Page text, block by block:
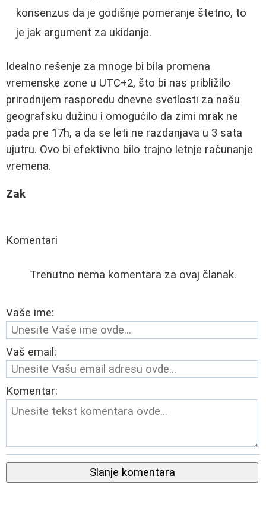
konsenzus da je godišnje pomeranje štetno, to
je jak argument za ukidanje.
Idealno rešenje za mnoge bi bila promena
vremenske zone u UTC+2, što bi nas približilo
prirodnijem rasporedu dnevne svetlosti za našu
geografsku dužinu i omogućilo da zimi mrak ne
pada pre 17h, a da se leti ne razdanjava u 3 sata
ujutru. Ovo bi efektivno bilo trajno letnje računanje
vremena.
Zak
Komentari
Trenutno nema komentara za ovaj članak.
Vaše ime:
Vaš email:
Komentar:
Slanje komentara